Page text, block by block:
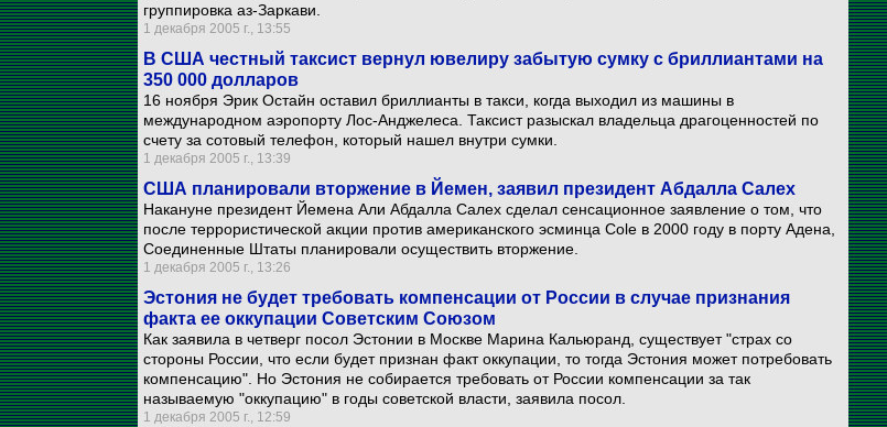
группировка аз-Заркави.
1 декабря 2005 г., 13:55
В США честный таксист вернул ювелиру забытую сумку с бриллиантами на
350 000 долларов
16 ноября Эрик Остайн оставил бриллианты в такси, когда выходил из машины в
международном аэропорту Лос-Анджелеса. Таксист разыскал владельца драгоценностей по
счету за сотовый телефон, который нашел внутри сумки.
1 декабря 2005 г., 13:39
США планировали вторжение в Йемен, заявил президент Абдалла Салех
Накануне президент Йемена Али Абдалла Салех сделал сенсационное заявление о том, что
после террористической акции против американского эсминца Cole в 2000 году в порту Адена,
Соединенные Штаты планировали осуществить вторжение.
1 декабря 2005 г., 13:26
Эстония не будет требовать компенсации от России в случае признания
факта ее оккупации Советским Союзом
Как заявила в четверг посол Эстонии в Москве Марина Кальюранд, существует "страх со
стороны России, что если будет признан факт оккупации, то тогда Эстония может потребовать
компенсацию". Но Эстония не собирается требовать от России компенсации за так
называемую "оккупацию" в годы советской власти, заявила посол.
1 декабря 2005 г., 12:59